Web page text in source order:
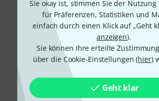
Sie okay ist, stimmen Sie der Nutzung
für Präferenzen, Statistiken und
einfach durch einen Klick auf „Geht
anzeigen).
Sie können Ihre erteilte
über die Cookie-Einstellungen (hier)
Geht klar
Teilen Hilfe &